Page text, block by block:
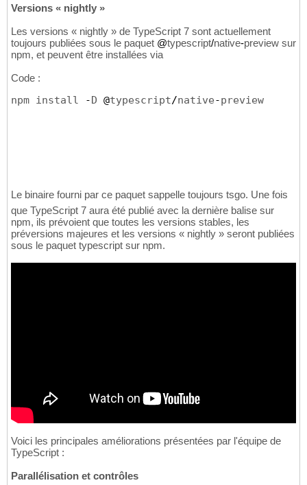
Versions « nightly »
Les versions « nightly » de TypeScript 7 sont actuellement
toujours publiées sous le paquet @typescript/native-preview sur
npm, et peuvent être installées via
Code :
npm install - D @typescript/native-preview
Le binaire fourni par ce paquet sappelle toujours tsgo. Une fois
que TypeScript 7 aura été publié avec la dernière balise sur
npm, ils prévoient que toutes les versions stables, les
préversions majeures et les versions « nightly » seront publiées
sous le paquet typescript sur npm.
Voici les principales améliorations présentées par l'équipe de
TypeScript :
Parallélisation et contrôles